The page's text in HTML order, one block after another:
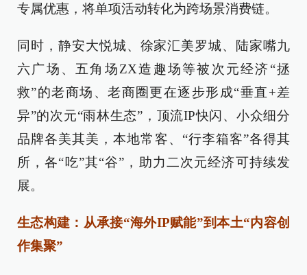
专属优惠，将单项活动转化为跨场景消费链。
同时，静安大悦城、徐家汇美罗城、陆家嘴九
六广场、五角场ZX造趣场等被次元经济“拯
救”的老商场、老商圈更在逐步形成“垂直+差
异”的次元“雨林生态”，顶流IP快闪、小众细分
品牌各美其美，本地常客、“行李箱客”各得其
所，各“吃”其“谷”，助力二次元经济可持续发
展。
生态构建：从承接“海外IP赋能”到本土“内容创
作集聚”